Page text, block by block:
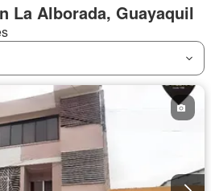
La Alborada, Guayaquil